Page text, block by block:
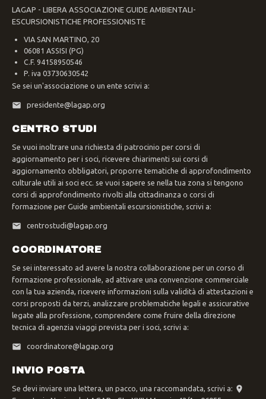
LAGAP - LIBERA ASSOCIAZIONE GUIDE AMBIENTALI-
ESCURSIONISTICHE PROFESSIONISTE
VIA SAN MARTINO, 20
06081 ASSISI (PG)
C.F. 94158950546
P. iva 03730630542
Se sei un'associazione o un ente scrivi a:
presidente@lagap.org
CENTRO STUDI
Se vuoi inoltrare una richiesta di patrocinio per corsi di
aggiornamento per i soci, ricevere chiarimenti sui corsi di
aggiornamento obbligatori, proporre tematiche di approfondimento
culturale utili ai soci ecc. se vuoi sapere se nella tua zona si tengono
corsi di approfondimento rivolti alla cittadinanza o corsi di
formazione per Guide ambientali escursionistiche, scrivi a:
centrostudi@lagap.org
COORDINATORE
Se sei interessato ad avere la nostra collaborazione per un corso di
formazione professionale, ad attivare una convenzione commerciale
con la tua azienda, ricevere informazioni sulla validità di attestazioni e
corsi proposti da terzi, analizzare problematiche legali e assicurative
legate alla professione, comprendere come fruire della direzione
tecnica di agenzia viaggi prevista per i soci, scrivi a:
coordinatore@lagap.org
INVIO POSTA
Se devi inviare una lettera, un pacco, una raccomandata, scrivi a: